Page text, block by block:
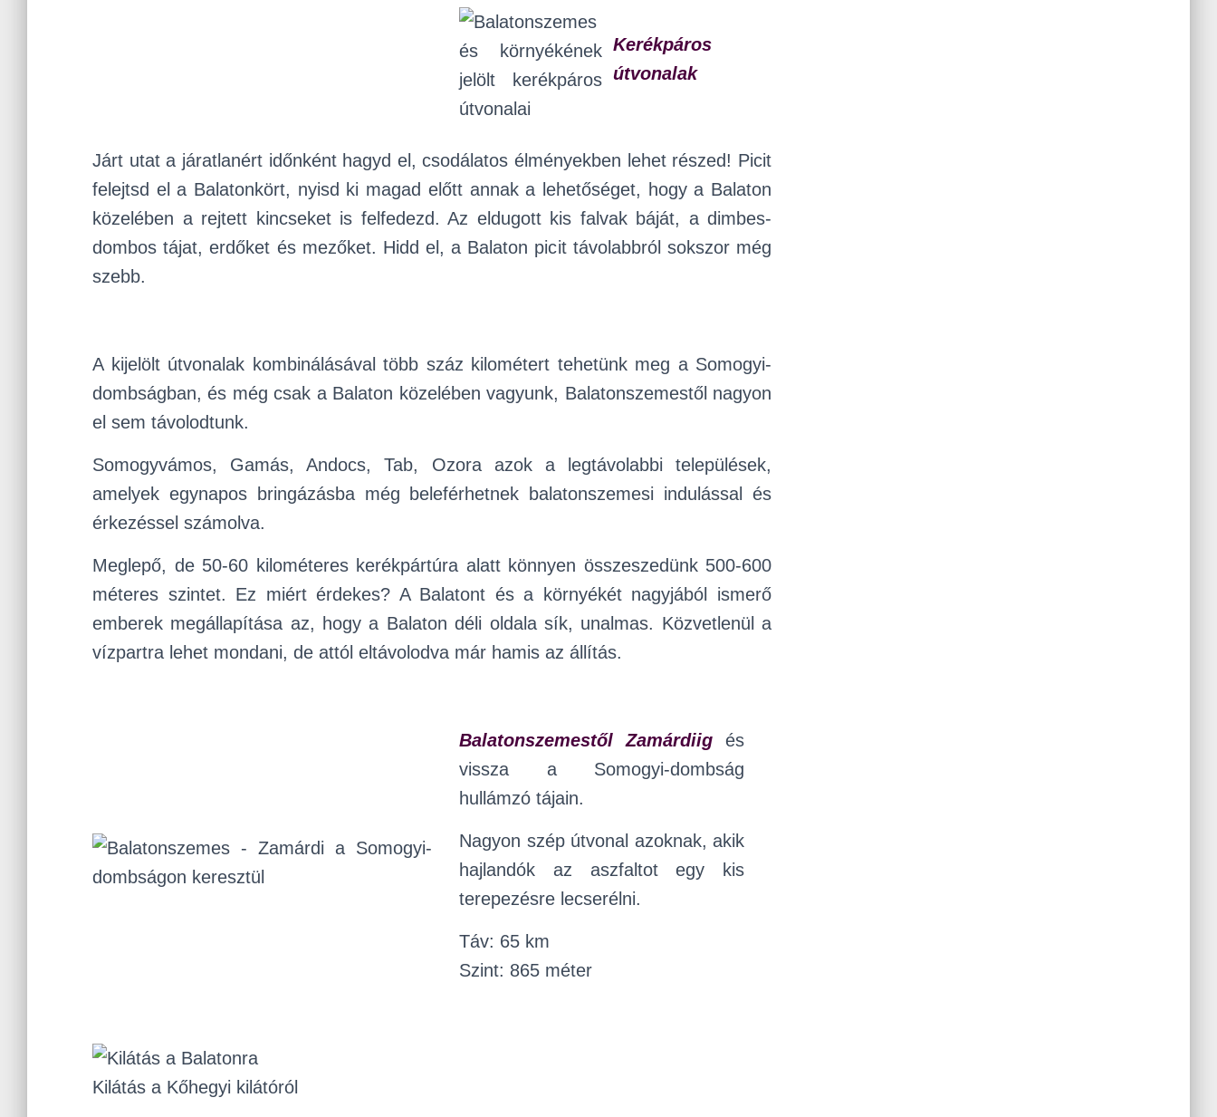
Kerékpáros
útvonalak
Járt utat a járatlanért időnként hagyd el, csodálatos élményekben lehet részed! Picit
felejtsd el a Balatonkört, nyisd ki magad előtt annak a lehetőséget, hogy a Balaton
közelében a rejtett kincseket is felfedezd. Az eldugott kis falvak báját, a dimbes-
dombos tájat, erdőket és mezőket. Hidd el, a Balaton picit távolabbról sokszor még
szebb.
A kijelölt útvonalak kombinálásával több száz kilométert tehetünk meg a Somogyi-
dombságban, és még csak a Balaton közelében vagyunk, Balatonszemestől nagyon
el sem távolodtunk.
Somogyvámos, Gamás, Andocs, Tab, Ozora azok a legtávolabbi települések,
amelyek egynapos bringázásba még beleférhetnek balatonszemesi indulással és
érkezéssel számolva.
Meglepő, de 50-60 kilométeres kerékpártúra alatt könnyen összeszedünk 500-600
méteres szintet. Ez miért érdekes? A Balatont és a környékét nagyjából ismerő
emberek megállapítása az, hogy a Balaton déli oldala sík, unalmas. Közvetlenül a
vízpartra lehet mondani, de attól eltávolodva már hamis az állítás.
Balatonszemestől Zamárdiig és
vissza a Somogyi-dombság
hullámzó tájain.
Nagyon szép útvonal azoknak, akik
hajlandók az aszfaltot egy kis
terepezésre lecserélni.
Táv: 65 km
Szint: 865 méter
Kilátás a Kőhegyi kilátóról